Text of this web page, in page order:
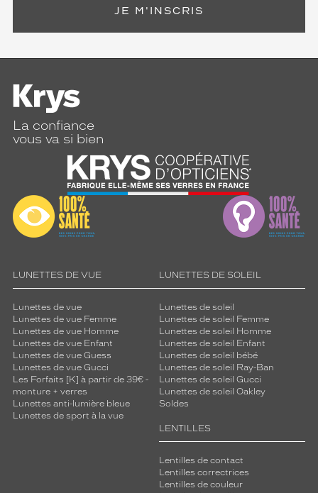
JE M'INSCRIS
La confiance
vous va si bien
LUNETTES DE VUE
Lunettes de vue
Lunettes de vue Femme
Lunettes de vue Homme
Lunettes de vue Enfant
Lunettes de vue Guess
Lunettes de vue Gucci
Les Forfaits [K] à partir de 39€ -
monture + verres
Lunettes anti-lumière bleue
Lunettes de sport à la vue
LUNETTES DE SOLEIL
Lunettes de soleil
Lunettes de soleil Femme
Lunettes de soleil Homme
Lunettes de soleil Enfant
Lunettes de soleil bébé
Lunettes de soleil Ray-Ban
Lunettes de soleil Gucci
Lunettes de soleil Oakley
Soldes
LENTILLES
Lentilles de contact
Lentilles correctrices
Lentilles de couleur